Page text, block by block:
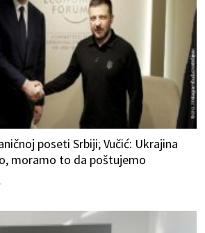
poseti Srbiji; Vučić: Ukrajina
moramo to da poštujemo